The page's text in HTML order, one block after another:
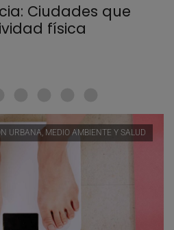
Ciudades que
física
URBANA, MEDIO AMBIENTE Y SALUD